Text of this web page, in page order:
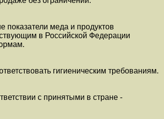
показатели меда и продуктов
в Российской Федерации
гигиеническим требованиям.
с принятыми в стране -